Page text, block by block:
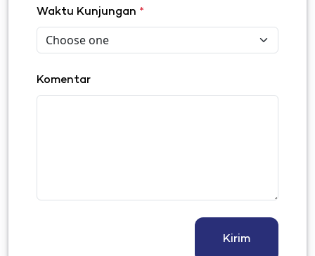
Waktu Kunjungan *
Komentar
Kirim